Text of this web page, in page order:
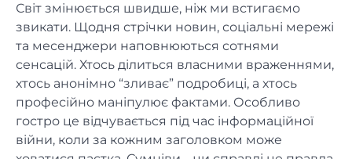
Світ змінюється швидше, ніж ми встигаємо
звикати. Щодня стрічки новин, соціальні мережі
та месенджери наповнюються сотнями
сенсацій. Хтось ділиться власними враженнями,
хтось анонімно “зливає” подробиці, а хтось
професійно маніпулює фактами. Особливо
гостро це відчувається під час інформаційної
війни, коли за кожним заголовком може